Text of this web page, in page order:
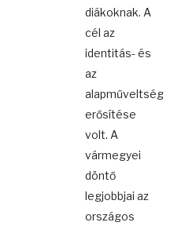
diákoknak. A
cél az
identitás- és
az
alapműveltség
erősítése
volt. A
vármegyei
döntő
legjobbjai az
országos